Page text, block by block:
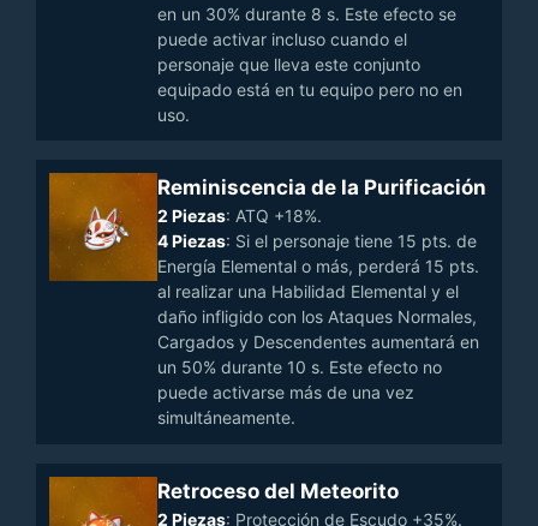
en un 30% durante 8 s. Este efecto se
puede activar incluso cuando el
personaje que lleva este conjunto
equipado está en tu equipo pero no en
uso.
Reminiscencia de la Purificación
2 Piezas: ATQ +18%.
4 Piezas: Si el personaje tiene 15 pts. de
Energía Elemental o más, perderá 15 pts.
al realizar una Habilidad Elemental y el
daño infligido con los Ataques Normales,
Cargados y Descendentes aumentará en
un 50% durante 10 s. Este efecto no
puede activarse más de una vez
simultáneamente.
Retroceso del Meteorito
2 Piezas: Protección de Escudo +35%.